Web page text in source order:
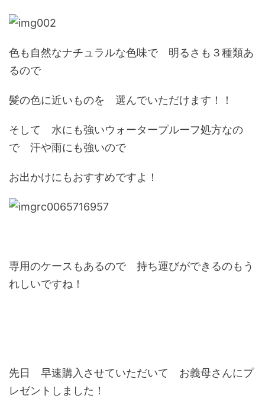
色も自然なナチュラルな色味で 明るさも３種類あ
るので
髪の色に近いものを 選んでいただけます！！
そして 水にも強いウォータープルーフ処方なの
で 汗や雨にも強いので
お出かけにもおすすめですよ！
専用のケースもあるので 持ち運びができるのもう
れしいですね！
先日 早速購入させていただいて お義母さんにプ
レゼントしました！